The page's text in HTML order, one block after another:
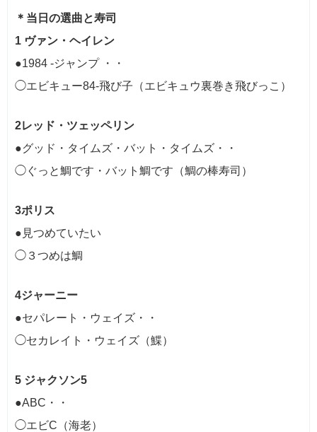
＊当日の選曲と寿司
1 ヴァン・ヘイレン
●1984 -ジャンプ・・
◯エビキュー84-飛び子（エビキュウ裏巻き飛びっこ）
2レッド・ツェッペリン
●グッド・タイムズ・バット・タイムズ・・
◯ぐっと鯛です・バット鯛です（鯛の棒寿司）
3ポリス
●見つめていたい
◯３つめは鯛
4ジャーニー
●セパレート・ウェイズ・・
◯セカレイト・ウェイズ（鰈）
5 ジャクソン5
●ABC・・
◯エビC（海老）